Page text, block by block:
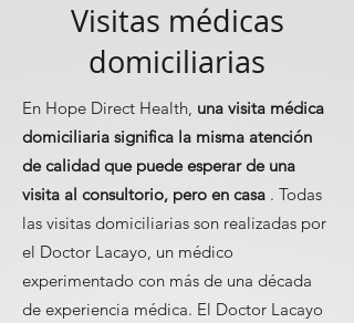
Visitas médicas
domiciliarias
En Hope Direct Health, una visita médica
domiciliaria significa la misma atención
de calidad que puede esperar de una
visita al consultorio, pero en casa . Todas
las visitas domiciliarias son realizadas por
el Doctor Lacayo, un médico
experimentado con más de una década
de experiencia médica. El Doctor Lacayo